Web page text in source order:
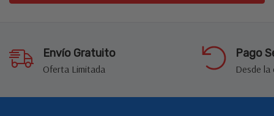
Envío Gratuito
Oferta Limitada
Pago
Desde